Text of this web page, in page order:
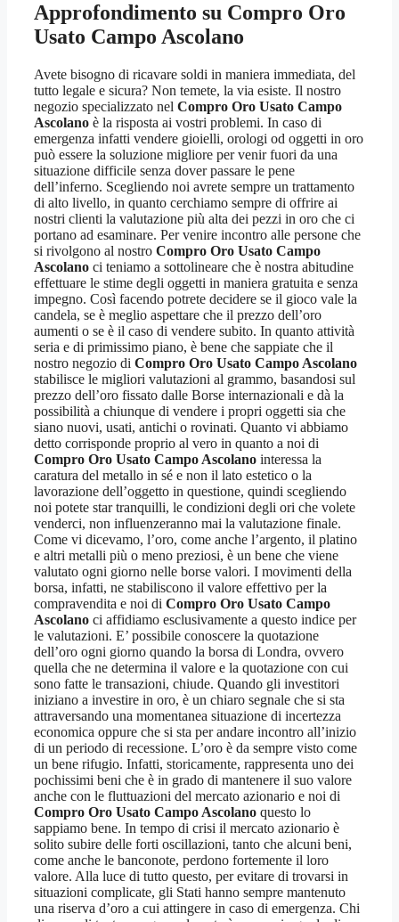
Approfondimento su Compro Oro
Usato Campo Ascolano
Avete bisogno di ricavare soldi in maniera immediata, del
tutto legale e sicura? Non temete, la via esiste. Il nostro
negozio specializzato nel Compro Oro Usato Campo
Ascolano è la risposta ai vostri problemi. In caso di
emergenza infatti vendere gioielli, orologi od oggetti in oro
può essere la soluzione migliore per venir fuori da una
situazione difficile senza dover passare le pene
dell’inferno. Scegliendo noi avrete sempre un trattamento
di alto livello, in quanto cerchiamo sempre di offrire ai
nostri clienti la valutazione più alta dei pezzi in oro che ci
portano ad esaminare. Per venire incontro alle persone che
si rivolgono al nostro Compro Oro Usato Campo
Ascolano ci teniamo a sottolineare che è nostra abitudine
effettuare le stime degli oggetti in maniera gratuita e senza
impegno. Così facendo potrete decidere se il gioco vale la
candela, se è meglio aspettare che il prezzo dell’oro
aumenti o se è il caso di vendere subito. In quanto attività
seria e di primissimo piano, è bene che sappiate che il
nostro negozio di Compro Oro Usato Campo Ascolano
stabilisce le migliori valutazioni al grammo, basandosi sul
prezzo dell’oro fissato dalle Borse internazionali e dà la
possibilità a chiunque di vendere i propri oggetti sia che
siano nuovi, usati, antichi o rovinati. Quanto vi abbiamo
detto corrisponde proprio al vero in quanto a noi di
Compro Oro Usato Campo Ascolano interessa la
caratura del metallo in sé e non il lato estetico o la
lavorazione dell’oggetto in questione, quindi scegliendo
noi potete star tranquilli, le condizioni degli ori che volete
venderci, non influenzeranno mai la valutazione finale.
Come vi dicevamo, l’oro, come anche l’argento, il platino
e altri metalli più o meno preziosi, è un bene che viene
valutato ogni giorno nelle borse valori. I movimenti della
borsa, infatti, ne stabiliscono il valore effettivo per la
compravendita e noi di Compro Oro Usato Campo
Ascolano ci affidiamo esclusivamente a questo indice per
le valutazioni. E’ possibile conoscere la quotazione
dell’oro ogni giorno quando la borsa di Londra, ovvero
quella che ne determina il valore e la quotazione con cui
sono fatte le transazioni, chiude. Quando gli investitori
iniziano a investire in oro, è un chiaro segnale che si sta
attraversando una momentanea situazione di incertezza
economica oppure che si sta per andare incontro all’inizio
di un periodo di recessione. L’oro è da sempre visto come
un bene rifugio. Infatti, storicamente, rappresenta uno dei
pochissimi beni che è in grado di mantenere il suo valore
anche con le fluttuazioni del mercato azionario e noi di
Compro Oro Usato Campo Ascolano questo lo
sappiamo bene. In tempo di crisi il mercato azionario è
solito subire delle forti oscillazioni, tanto che alcuni beni,
come anche le banconote, perdono fortemente il loro
valore. Alla luce di tutto questo, per evitare di trovarsi in
situazioni complicate, gli Stati hanno sempre mantenuto
una riserva d’oro a cui attingere in caso di emergenza. Chi